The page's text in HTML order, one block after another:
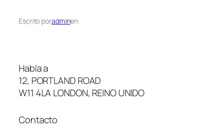
Escrito poradminen
Habla a
12, PORTLAND ROAD
W11 4LA LONDON, REINO UNIDO
Contacto